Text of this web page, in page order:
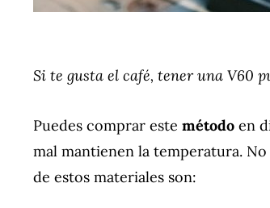
Si te gusta el café, tener una V60
Puedes comprar este método en
mal mantienen la temperatura.
de estos materiales son: